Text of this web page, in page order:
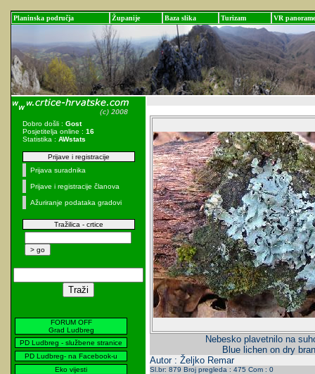
Planinska područja Županije Baza slika Turizam VR panorame
Dobro došli : Gost
Posjetitelja online : 16
Statistika : AWstats
Prijave i registracije
Prijava suradnika
Prijave i registracije članova
Ažuriranje podataka gradovi
Tražilica - crtice
FORUM OFF
Grad Ludbreg
PD Ludbreg - službene stranice
PD Ludbreg- na Facebook-u
Eko vijesti
Nebesko plavetnilo na
Blue lichen on dry
Autor : Željko Remar
Sl.br: 879 Broj pregleda : 475 Com : 0